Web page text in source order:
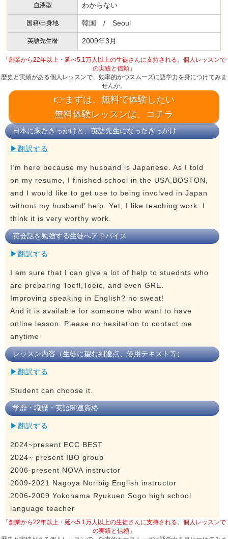
血液型 わからない
国籍/出身地 韓国 / Seoul
英語先生暦 2009年3月
「創業から22年以上・延べ5.1万人以上の生徒さんに支持される、個人レッスンで
の実績と信頼」
歴史と実績がある個人レッスンで、効率的かつスムーズに語学力を身につけてみま
せんか。
👉まずは、無料で体験したい
無料体験レッスンは、コチラ
日本に来たきっかけと、英語先生になったきっかけ
▶翻訳する
I’m here because my husband is Japanese. As I told
on my resume, I finished school in the USA,BOSTON,
and I would like to get use to being involved in Japan
without my husband’ help. Yet, I like teaching work. I
think it is very worthy work.
英会話を勉強する生徒へアドバイス
▶翻訳する
I am sure that I can give a lot of help to stuednts who
are preparing Toefl,Toeic, and even GRE.
Improving speaking in English? no sweat!
And it is available for someone who want to have
online lesson. Please no hesitation to contact me
anytime
レッスン内容（生徒に望む到達点、使用テキスト等）
▶翻訳する
Student can choose it.
学歴・職歴・英語関連資格
▶翻訳する
2024~present ECC BEST
2024~ present IBO group
2006-present NOVA instructor
2009-2021 Nagoya Noribig English instructor
2006-2009 Yokohama Ryukuen Sogo high school
language teacher
「創業から22年以上・延べ5.1万人以上の生徒さんに支持される、個人レッスンで
の実績と信頼」